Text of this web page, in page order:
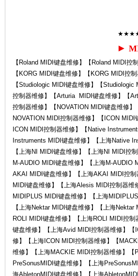
►
【Roland MIDI键盘维修】【Roland MIDI
【KORG MIDI键盘维修】【KORG MIDI控
【Studiologic MIDI键盘维修】【
控制器维修】【Arturia MIDI键盘维修】【
控制器维修】【NOVATION MIDI键盘维修
NOVATION MIDI控制器维修】【ICON
ICON MIDI控制器维修】【Native
Instruments MIDI键盘维修】【上海Native
【上海NI MIDI键盘维修】【上海NI MIDI控
M-AUDIO MIDI键盘维修】【上海M-
AKAI MIDI键盘维修】【上海AKAI MIDI控
MIDI键盘维修】【上海Alesis MIDI控制器
MIDIPLUS MIDI键盘维修】【上海
【上海Nektar MIDI键盘维修】【上海
ROLI MIDI键盘维修】【上海ROLI MIDI控
键盘维修】【上海Avid MIDI控制器维修】
修】【上海ICON MIDI控制器维修】【
维修】【上海MACKIE MIDI控制器维修】
PreSonusMIDI键盘维修】【上海
海AbletonMIDI键盘维修】【上海AbletonMIDI